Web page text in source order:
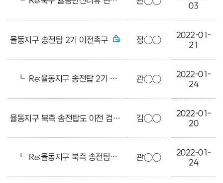
03
율동지구 송전탑 2기 이전촉구 정○○
2022-01-
21
┖ Re:율동지구 송전탑 2기 이전촉구 관○○
2022-01-
24
율동지구 북측 송전탑도 이전 검토 해주세요 김○○
2022-01-
20
┖ Re:율동지구 북측 송전탑도 이전 검토 해주세요 관○○
2022-01-
24